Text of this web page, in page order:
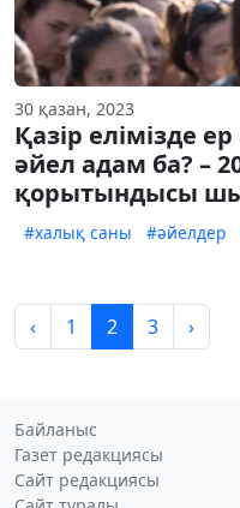
30 қазан, 2023
Қазір елімізде
әйел адам ба? –
қорытындысы
#халық саны #әйелдер
‹ 1 2 3 ›
Байланыс
Газет редакциясы
Сайт редакциясы